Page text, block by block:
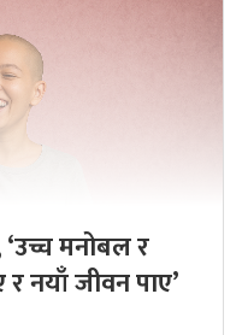
मनोबल र
नयाँ जीवन पाए’